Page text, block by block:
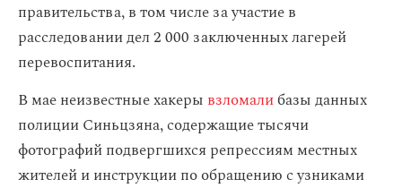
правительства, в том числе за участие в
расследовании дел 2 000 заключенных лагерей
перевоспитания.
В мае неизвестные хакеры взломалибазы данных
полиции Синьцзяна, содержащие тысячи
фотографий подвергшихся репрессиям местных
жителей и инструкции по обращению с узниками